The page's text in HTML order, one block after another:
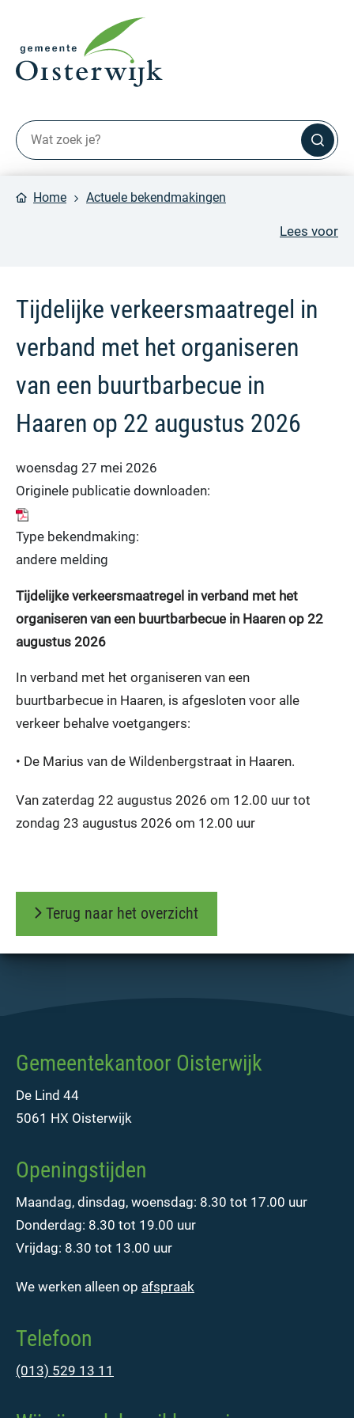
Home Actuele bekendmakingen
Lees voor
Tijdelijke verkeersmaatregel in
verband met het organiseren
van een buurtbarbecue in
Haaren op 22 augustus 2026
woensdag 27 mei 2026
Originele publicatie downloaden:
Type bekendmaking:
andere melding
Tijdelijke verkeersmaatregel in verband met het
organiseren van een buurtbarbecue in Haaren op 22
augustus 2026
In verband met het organiseren van een
buurtbarbecue in Haaren, is afgesloten voor alle
verkeer behalve voetgangers:
• De Marius van de Wildenbergstraat in Haaren.
Van zaterdag 22 augustus 2026 om 12.00 uur tot
zondag 23 augustus 2026 om 12.00 uur
Terug naar het overzicht
Gemeentekantoor Oisterwijk
De Lind 44
5061 HX Oisterwijk
Openingstijden
Maandag, dinsdag, woensdag: 8.30 tot 17.00 uur
Donderdag: 8.30 tot 19.00 uur
Vrijdag: 8.30 tot 13.00 uur
We werken alleen op afspraak
Telefoon
(013) 529 13 11